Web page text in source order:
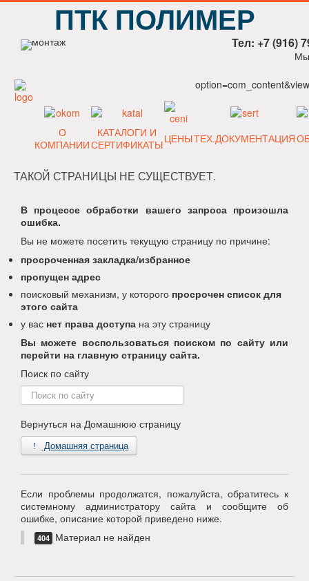
ПТК ПОЛИМЕР
Тел: +7 (916)
Мы
О
КОМПАНИИ
КАТАЛОГИ И
СЕРТИФИКАТЫЦЕНЫТЕХ.ДОКУМЕНТАЦИЯ
ТАКОЙ СТРАНИЦЫ НЕ СУЩЕСТВУЕТ.
В процессе обработки вашего запроса произошла
ошибка.
Вы не можете посетить текущую страницу по причине:
просроченная закладка/избранное
пропущен адрес
поисковый механизм, у которого просрочен список для
этого сайта
у вас нет права доступа на эту страницу
Вы можете воспользоваться поиском по сайту или
перейти на главную страницу сайта.
Поиск по сайту
Поиск
по
Вернуться на Домашнюю страницу
Домашняя страница
Если проблемы продолжатся, пожалуйста, обратитесь к
системному администратору сайта и сообщите об
ошибке, описание которой приведено ниже.
404 Материал не найден